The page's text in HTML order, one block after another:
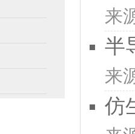
来
半
来
仿